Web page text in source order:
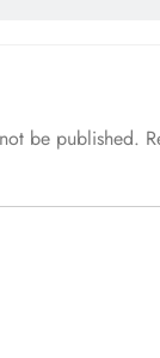
be published.